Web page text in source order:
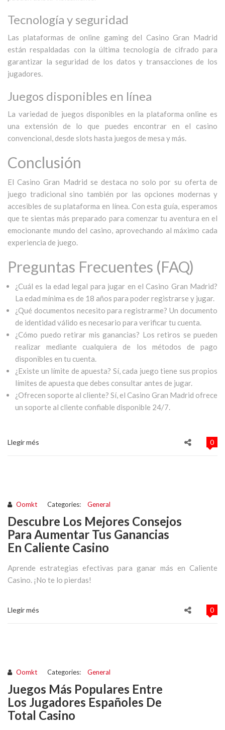
Tecnología y seguridad
Las plataformas de online gaming del Casino Gran Madrid
están respaldadas con la última tecnología de cifrado para
garantizar la seguridad de los datos y transacciones de los
jugadores.
Juegos disponibles en línea
La variedad de juegos disponibles en la plataforma online es
una extensión de lo que puedes encontrar en el casino
convencional, desde slots hasta juegos de mesa y más.
Conclusión
El Casino Gran Madrid se destaca no solo por su oferta de
juego tradicional sino también por las opciones modernas y
accesibles de su plataforma en línea. Con esta guía, esperamos
que te sientas más preparado para comenzar tu aventura en el
emocionante mundo del casino, aprovechando al máximo cada
experiencia de juego.
Preguntas Frecuentes (FAQ)
¿Cuál es la edad legal para jugar en el Casino Gran Madrid?
La edad mínima es de 18 años para poder registrarse y jugar.
¿Qué documentos necesito para registrarme? Un documento
de identidad válido es necesario para verificar tu cuenta.
¿Cómo puedo retirar mis ganancias? Los retiros se pueden
realizar mediante cualquiera de los métodos de pago
disponibles en tu cuenta.
¿Existe un límite de apuesta? Sí, cada juego tiene sus propios
límites de apuesta que debes consultar antes de jugar.
¿Ofrecen soporte al cliente? Sí, el Casino Gran Madrid ofrece
un soporte al cliente confiable disponible 24/7.
Llegir més 0
Oomkt Categories: General
Descubre Los Mejores Consejos
Para Aumentar Tus Ganancias
En Caliente Casino
Aprende estrategias efectivas para ganar más en Caliente
Casino. ¡No te lo pierdas!
Llegir més 0
Oomkt Categories: General
Juegos Más Populares Entre
Los Jugadores Españoles De
Total Casino